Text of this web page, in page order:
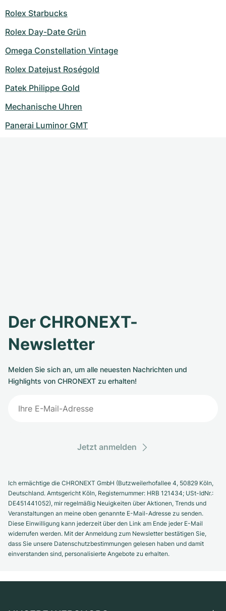
Rolex Starbucks
Rolex Day-Date Grün
Omega Constellation Vintage
Rolex Datejust Roségold
Patek Philippe Gold
Mechanische Uhren
Panerai Luminor GMT
Der CHRONEXT-
Newsletter
Melden Sie sich an, um alle neuesten Nachrichten und
Highlights von CHRONEXT zu erhalten!
Jetzt anmelden
Ich ermächtige die CHRONEXT GmbH (Butzweilerhofallee 4, 50829 Köln,
Deutschland. Amtsgericht Köln, Registernummer: HRB 121434; USt-IdNr.:
DE451441052), mir regelmäßig Neuigkeiten über Aktionen, Trends und
Veranstaltungen an meine oben genannte E-Mail-Adresse zu senden.
Diese Einwilligung kann jederzeit über den Link am Ende jeder E-Mail
widerrufen werden. Mit der Anmeldung zum Newsletter bestätigen Sie,
dass Sie unsere Datenschutzbestimmungen gelesen haben und damit
einverstanden sind, personalisierte Angebote zu erhalten.